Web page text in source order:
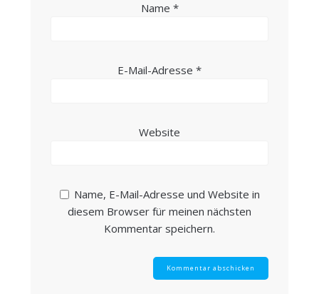
Name *
E-Mail-Adresse *
Website
Name, E-Mail-Adresse und Website in
diesem Browser für meinen nächsten
Kommentar speichern.